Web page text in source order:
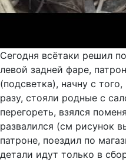
Сегодня всётаки решил
левой задней фаре,
(подсветка), начну с
разу, стояли родные с
перегореть, взялся
развалился (см рисунок
патроне, поездил по
детали идут только в